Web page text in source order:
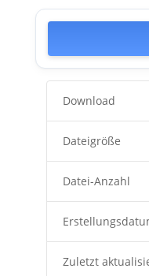
Download
Dateigröße
Datei-Anzahl
Zuletzt